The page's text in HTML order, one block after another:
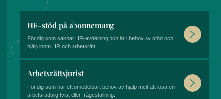
HR-stöd på abonnemang
För dig som saknar HR-avdelning och är i behov av stöd och
hjälp inom HR och arbetsrätt.
Arbetsrättsjurist
För dig som har ett omedelbart behov av hjälp med att lösa en
arbetsrättslig tvist eller frågeställning.